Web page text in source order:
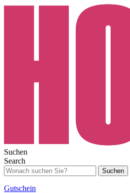
Suchen
Search
Suchen
Gutschein